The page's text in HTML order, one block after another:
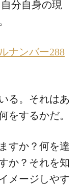
分自身の現
ナンバー288
る。それはあ
をするかだ。
すか？何を達
か？それを知
メージしやす